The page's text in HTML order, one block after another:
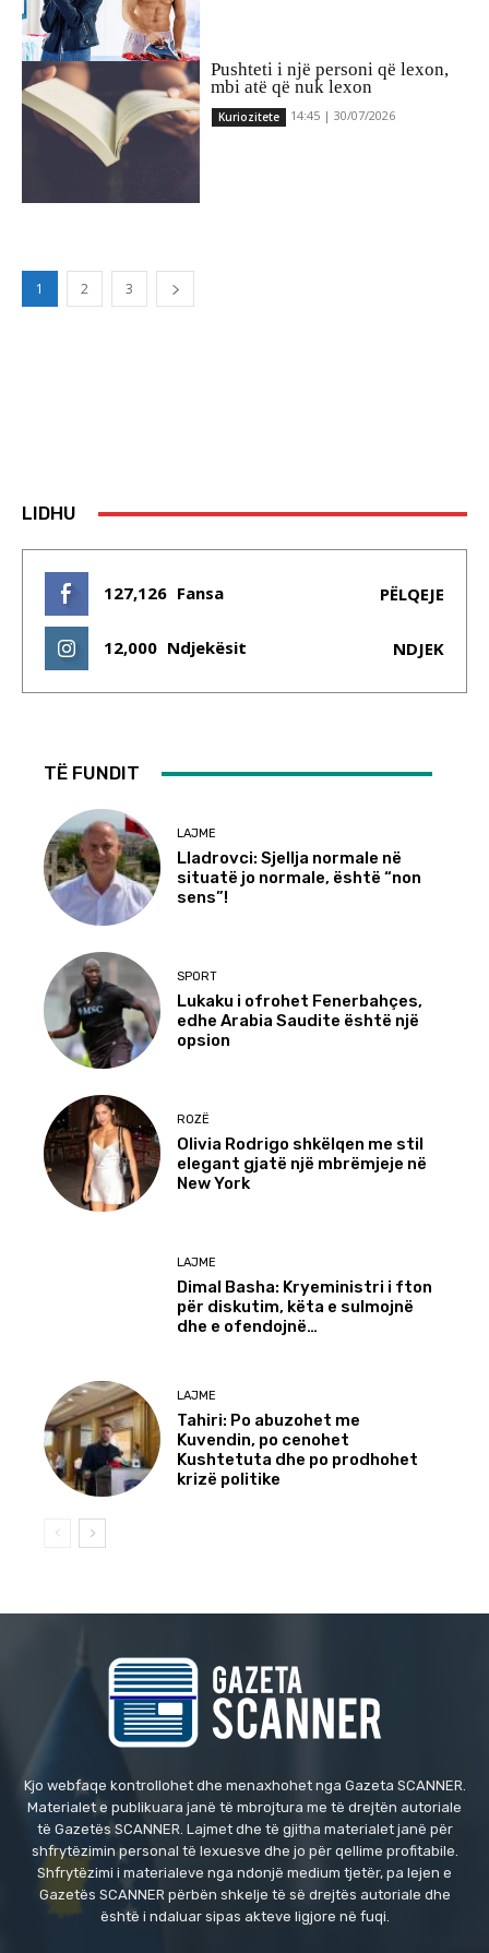
Pushteti i një personi që lexon,
mbi atë që nuk lexon
Kuriozitete 14:45 | 30/07/2026
1 2 3
LIDHU
127,126 Fansa PËLQEJE
12,000 Ndjekësit NDJEK
TË FUNDIT
LAJME
Lladrovci: Sjellja normale në
situatë jo normale, është “non
sens”!
SPORT
Lukaku i ofrohet Fenerbahçes,
edhe Arabia Saudite është një
opsion
ROZË
Olivia Rodrigo shkëlqen me stil
elegant gjatë një mbrëmjeje në
New York
LAJME
Dimal Basha: Kryeministri i fton
për diskutim, këta e sulmojnë
dhe e ofendojnë…
LAJME
Tahiri: Po abuzohet me
Kuvendin, po cenohet
Kushtetuta dhe po prodhohet
krizë politike
Kjo webfaqe kontrollohet dhe menaxhohet nga Gazeta SCANNER.
Materialet e publikuara janë të mbrojtura me të drejtën autoriale
të Gazetës SCANNER. Lajmet dhe të gjitha materialet janë për
shfrytëzimin personal të lexuesve dhe jo për qellime profitabile.
Shfrytëzimi i materialeve nga ndonjë medium tjetër, pa lejen e
Gazetës SCANNER përbën shkelje të së drejtës autoriale dhe
është i ndaluar sipas akteve ligjore në fuqi.